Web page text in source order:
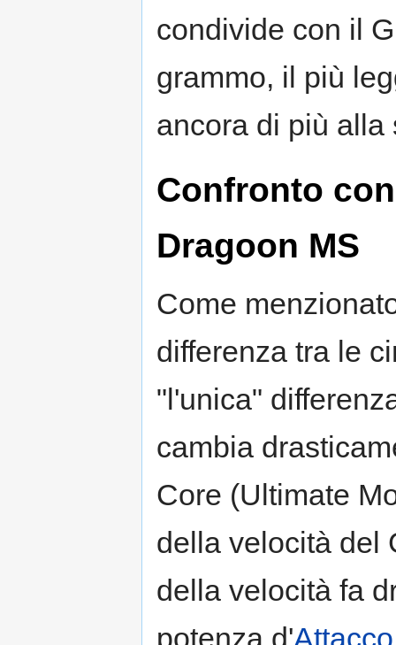
condivide con il
grammo, il più
ancora di più alla
Confronto
Dragoon MS
Come
differenza tra le
"l'unica"
cambia
Core (Ultimate
della velocità del
della velocità fa
potenza d'Attacco